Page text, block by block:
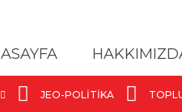
JEO-POLITIKA